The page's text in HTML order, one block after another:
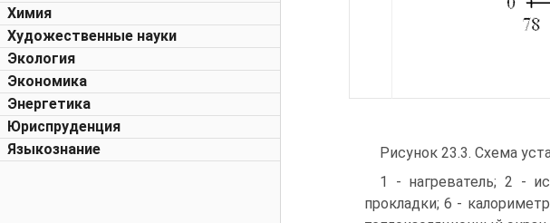
Химия
Художественные науки
Экология
Экономика
Энергетика
Юриспруденция
Языкознание
Рисунок 23.3. Схема
1 - нагреватель; 2 -
прокладки; 6 -